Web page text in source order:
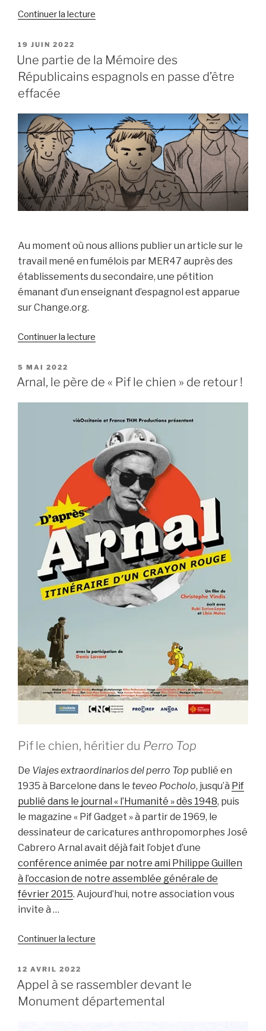
Continuer la lecture
AMIGO
VA… »
PUBLIÉ
LE
19 JUIN 2022
Une partie de la Mémoire des
Républicains espagnols en passe d’être
effacée
Au moment où nous allions publier un article sur le
travail mené en fumélois par MER47 auprès des
établissements du secondaire, une pétition
émanant d’un enseignant d’espagnol est apparue
sur Change.org.
Continuer la lecture
de
des
Républicains
espagnols
en
passe
d’être
effacée »
PUBLIÉ
LE
5 MAI 2022
Arnal, le père de « Pif le chien » de retour !
Pif le chien, héritier du Perro Top
De Viajes extraordinarios del perro Top publié en
1935 à Barcelone dans le teveo Pocholo, jusqu’à Pif
publié dans le journal « l’Humanité » dès 1948, puis
le magazine « Pif Gadget » à partir de 1969, le
dessinateur de caricatures anthropomorphes José
Cabrero Arnal avait déjà fait l’objet d’une
conférence animée par notre ami Philippe Guillen
à l’occasion de notre assemblée générale de
février 2015. Aujourd’hui, notre association vous
invite à …
Continuer la lecture
père
« Pif
PUBLIÉ
LE
12 AVRIL 2022
Appel à se rassembler devant le
Monument départemental